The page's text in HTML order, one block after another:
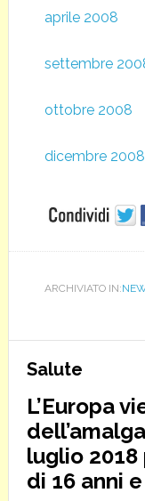
aprile 2008
settembre
ottobre 2008
dicembre 2008
ARCHIVIATO IN:
Salute
L’Europa
luglio
di 16 anni